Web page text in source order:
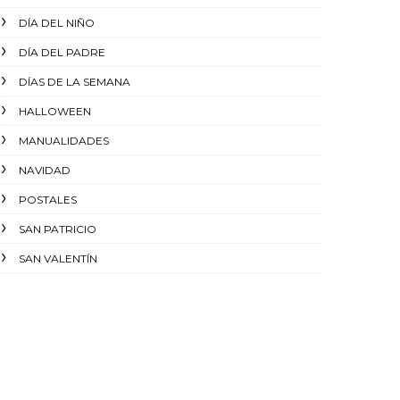
DÍA DEL NIÑO
DÍA DEL PADRE
DÍAS DE LA SEMANA
HALLOWEEN
MANUALIDADES
NAVIDAD
POSTALES
SAN PATRICIO
SAN VALENTÍN